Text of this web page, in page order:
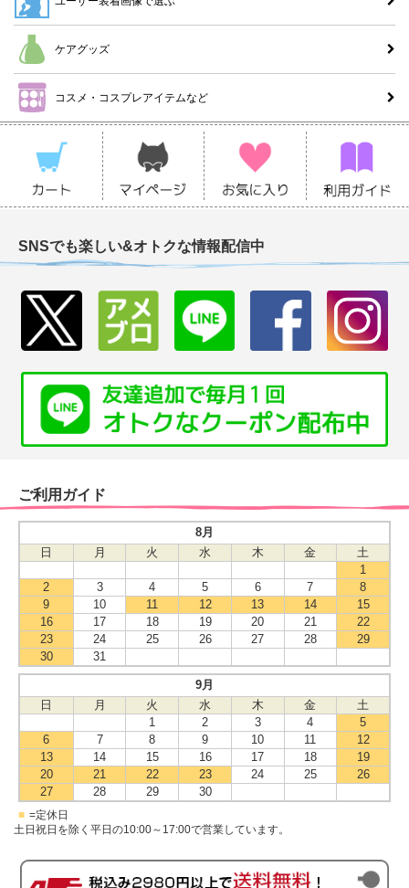
ケアグッズ
コスメ・コスプレアイテムなど
SNSでも楽しい&オトクな情報配信中
ご利用ガイド
8月
日
月 火 水 木 金
土
1
2
3 4 5 6 7
8
9
10 11 12 13 14
15
16
17 18 19 20 21
22
23
24 25 26 27 28
29
30
31
9月
日
月 火 水 木 金
土
1
2 3 4
5
6
7 8 9 10 11
12
13
14 15 16 17 18
19
20
21 22 23 24 25
26
27
28 29 30
■ =定休日
土日祝日を除く平日の10:00～17:00で営業しています。